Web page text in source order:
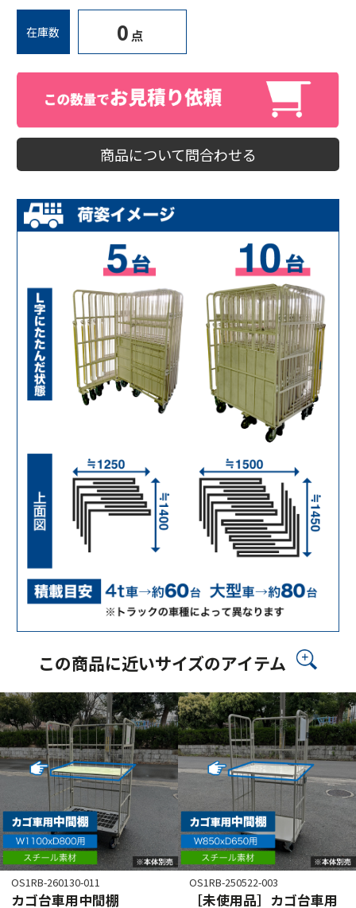
在庫数 0 点
商品について問合わせる
この商品に近いサイズのアイテム
OS1RB-260130-011
カゴ台車用中間棚
OS1RB-250522-003
［未使用品］カゴ台車用